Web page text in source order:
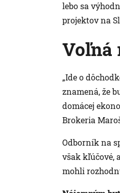
lebo sa
projektov na
Voľná
„Ide o
znamená, že
domácej
Brokeria
Odborník na
však kľúčové,
mohli